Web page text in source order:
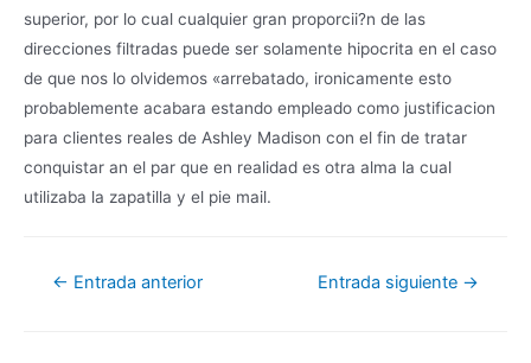
superior, por lo cual cualquier gran proporcii?n de las
direcciones filtradas puede ser solamente hipocrita en el caso
de que nos lo olvidemos «arrebatado, ironicamente esto
probablemente acabara estando empleado como justificacion
para clientes reales de Ashley Madison con el fin de tratar
conquistar an el par que en realidad es otra alma la cual
utilizaba la zapatilla y el pie mail.
← Entrada anterior Entrada siguiente →